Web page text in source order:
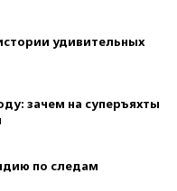
удивительных
зачем на суперъяхты
по следам